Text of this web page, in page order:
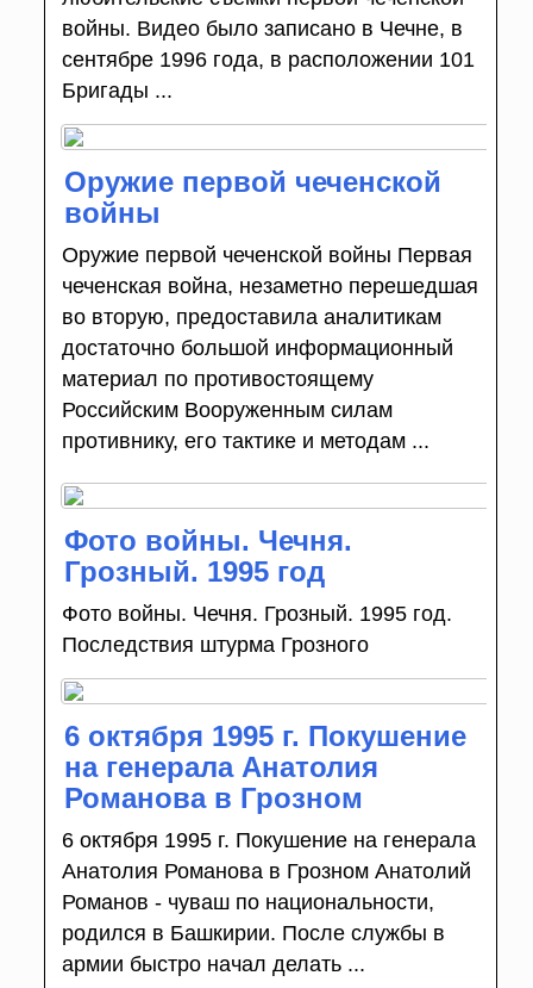
войны. Видео было записано в Чечне, в
сентябре 1996 года, в расположении 101
Бригады ...
Оружие первой чеченской
войны
Оружие первой чеченской войны Первая
чеченская война, незаметно пере­шедшая
во вторую, предоставила аналитикам
достаточно большой информационный
матери­ал по противостоящему
Российским Вооружен­ным силам
противнику, его тактике и методам ...
Фото войны. Чечня.
Грозный. 1995 год
Фото войны. Чечня. Грозный. 1995 год.
Последствия штурма Грозного
6 октября 1995 г. Покушение
на генерала Анатолия
Романова в Грозном
6 октября 1995 г. Покушение на генерала
Анатолия Романова в Грозном Анатолий
Романов - чуваш по национальности,
родился в Башкирии. После службы в
армии быстро начал делать ...